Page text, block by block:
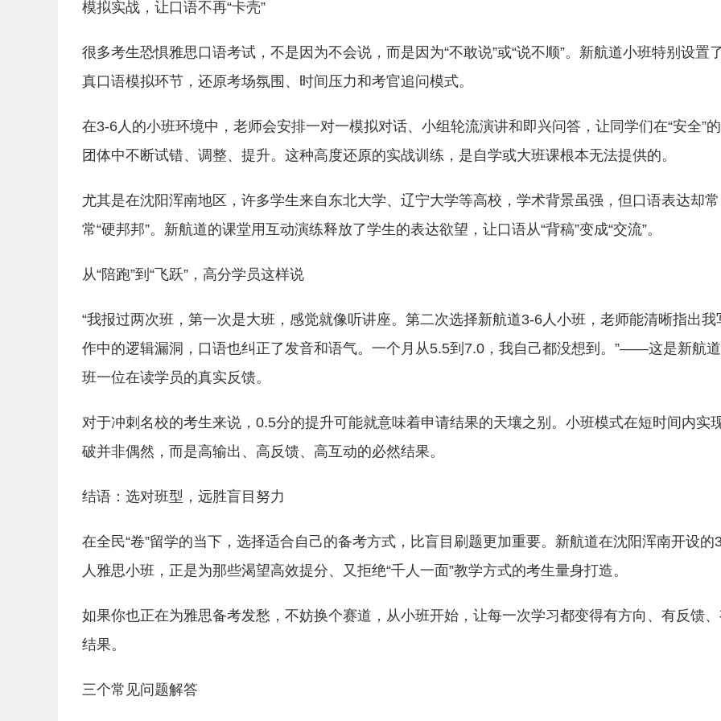
模拟实战，让口语不再“卡壳”
很多考生恐惧雅思口语考试，不是因为不会说，而是因为“不敢说”或“说不顺”。新航道小班特别设置
真口语模拟环节，还原考场氛围、时间压力和考官追问模式。
在3-6人的小班环境中，老师会安排一对一模拟对话、小组轮流演讲和即兴问答，让同学们在“安全”
团体中不断试错、调整、提升。这种高度还原的实战训练，是自学或大班课根本无法提供的。
尤其是在沈阳浑南地区，许多学生来自东北大学、辽宁大学等高校，学术背景虽强，但口语表达却常
常“硬邦邦”。新航道的课堂用互动演练释放了学生的表达欲望，让口语从“背稿”变成“交流”。
从“陪跑”到“飞跃”，高分学员这样说
“我报过两次班，第一次是大班，感觉就像听讲座。第二次选择新航道3-6人小班，老师能清晰指出我
作中的逻辑漏洞，口语也纠正了发音和语气。一个月从5.5到7.0，我自己都没想到。”——这是新航
班一位在读学员的真实反馈。
对于冲刺名校的考生来说，0.5分的提升可能就意味着申请结果的天壤之别。小班模式在短时间内实
破并非偶然，而是高输出、高反馈、高互动的必然结果。
结语：选对班型，远胜盲目努力
在全民“卷”留学的当下，选择适合自己的备考方式，比盲目刷题更加重要。新航道在沈阳浑南开设的
人雅思小班，正是为那些渴望高效提分、又拒绝“千人一面”教学方式的考生量身打造。
如果你也正在为雅思备考发愁，不妨换个赛道，从小班开始，让每一次学习都变得有方向、有反馈
结果。
三个常见问题解答